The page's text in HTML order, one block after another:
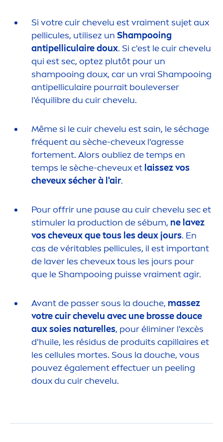
Si votre cuir chevelu est vraiment sujet aux
pellicules, utilisez un Shampooing
antipelliculaire doux. Si c'est le cuir chevelu
qui est sec, optez plutôt pour un
shampooing doux, car un vrai Shampooing
antipelliculaire pourrait bouleverser
l'équilibre du cuir chevelu.
Même si le cuir chevelu est sain, le séchage
fréquent au sèche-cheveux l'agresse
fortement. Alors oubliez de temps en
temps le sèche-cheveux et laissez vos
cheveux sécher à l'air.
Pour offrir une pause au cuir chevelu sec et
stimuler la production de sébum, ne lavez
vos cheveux que tous les deux jours. En
cas de véritables pellicules, il est important
de laver les cheveux tous les jours pour
que le Shampooing puisse vraiment agir.
Avant de passer sous la douche, massez
votre cuir chevelu avec une brosse douce
aux soies naturelles, pour éliminer l'excès
d'huile, les résidus de produits capillaires et
les cellules mortes. Sous la douche, vous
pouvez également effectuer un peeling
doux du cuir chevelu.